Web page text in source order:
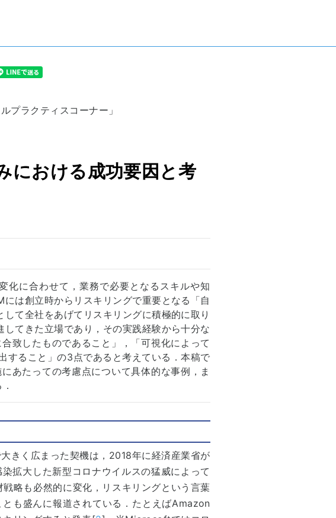
プラクティスコーナー」
における成功要因と考
に合わせて，業務で必要となるスキルや知
は創立時からリスキリングで重要となる「自
て全社をあげてリスキリングに積極的に取り
てきた立場であり，その実践経験から十分な
致したものであること」，「可視化によって
すること」の3点であると考えている．本稿で
あたっての考慮点について具体的な事例，ま
きく広まった契機は，2018年に経済産業省が
拡大した新型コロナウイルスの猛威によって
略も必然的に変化，リスキリングという言葉
も盛んに報道されている．たとえばAmazon